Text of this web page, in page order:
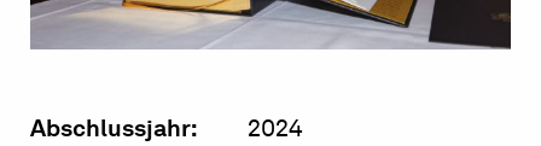
Abschlussjahr:
2024